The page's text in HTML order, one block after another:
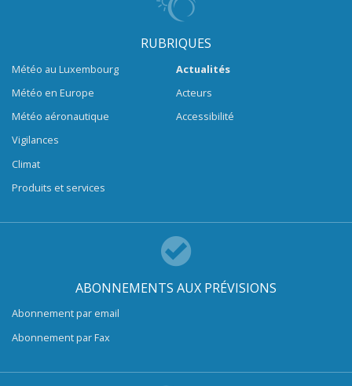
RUBRIQUES
Météo au Luxembourg
Météo en Europe
Météo aéronautique
Vigilances
Climat
Produits et services
Actualités
Acteurs
Accessibilité
ABONNEMENTS AUX PRÉVISIONS
Abonnement par email
Abonnement par Fax